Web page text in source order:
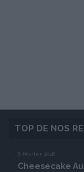
TOP DE NOS
6 février 2026
Cheesecake